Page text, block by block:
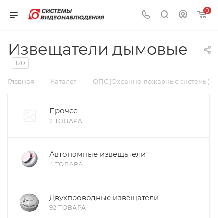
0
Извещатели дымовые
120
Главная — Каталог — ОПС (Охранно-пожарные системы)
Прочее
2 ТОВАРА
Автономные извещатели
4 ТОВАРА
Двухпроводные извещатели
92 ТОВАРА